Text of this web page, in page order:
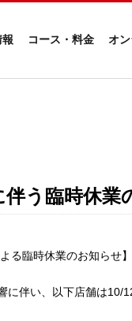
報 コース・料金 オ
伴う臨時休業
る臨時休業のお知らせ】
に伴い、以下店舗は10/